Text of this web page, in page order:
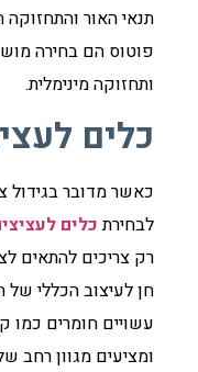
תנאי האור והתחזוקה
פוטוס הם בחירה
ותחזוקה מינימלית.
כלים
כאשר מדובר בגידול
לבחירתכלים
רק צריכים להתאים
חן לעיצוב הכללי של
עשויים חומרים כמו
ומציעים מגוון רחב